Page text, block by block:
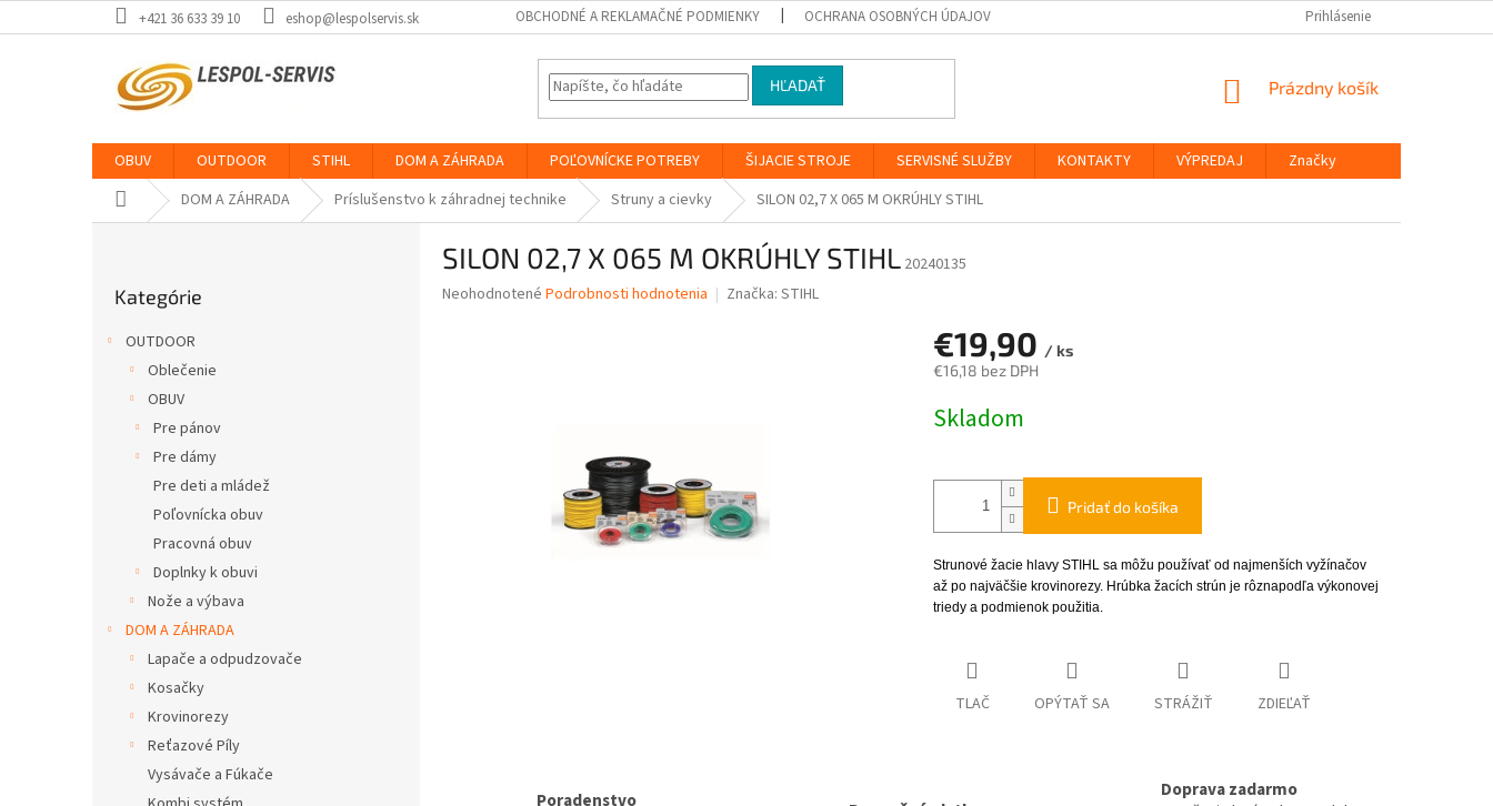
na
+421 36 633 39 10 eshop@lespolservis.sk OBCHODNÉ A REKLAMAČNÉ PODMIENKY OCHRANA OSOBNÝCH ÚDAJOV Prihlásenie
HĽADAŤ
NÁKUPNÝ
Prázdny košík
OBUV OUTDOOR STIHL DOM A ZÁHRADA POĽOVNÍCKE POTREBY ŠIJACIE STROJE SERVISNÉ SLUŽBY KONTAKTY VÝPREDAJ
Značky
DomovDOM A ZÁHRADA Príslušenstvo k záhradnej technike Struny a cievky SILON 02,7 X 065 M OKRÚHLY STIHL
kategórie
Kategórie
OUTDOOR
Oblečenie
OBUV
Pre pánov
Pre dámy
Pre deti a mládež
Poľovnícka obuv
Pracovná obuv
Doplnky k obuvi
Nože a výbava
DOM A ZÁHRADA
Lapače a odpudzovače
Kosačky
Krovinorezy
Reťazové Píly
Vysávače a Fúkače
SILON 02,7 X 065 M OKRÚHLY STIHL 20240135
Priemerné
Neohodnotené Podrobnosti hodnotenia Značka: STIHL
€19,90 / ks
€16,18 bez DPH
cena:
Skladom
Pridať do košíka
Strunové žacie hlavy STIHL sa môžu používať od najmenších vyžínačov
až po najväčšie krovinorezy. Hrúbka žacích strún je rôznapodľa výkonovej
triedy a podmienok použitia.
TLAČ OPÝTAŤ SA STRÁŽIŤ ZDIEĽAŤ
Poradenstvo Doprava zadarmo